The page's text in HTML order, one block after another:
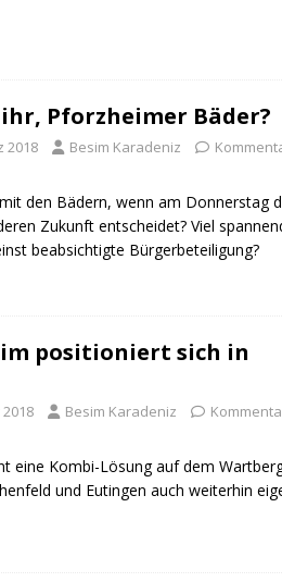
Pforzheimer Bäder?
2018 Besim Karadeniz
den Bädern, wenn am Donnerstag
Zukunft entscheidet? Viel
beabsichtigte Bürgerbeteiligung?
positioniert sich in
Besim Karadeniz
eine Kombi-Lösung auf dem
und Eutingen auch weiterhin